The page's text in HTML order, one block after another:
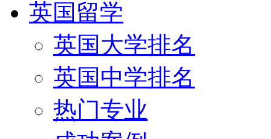
英国留学
英国大学排名
英国中学排名
热门专业